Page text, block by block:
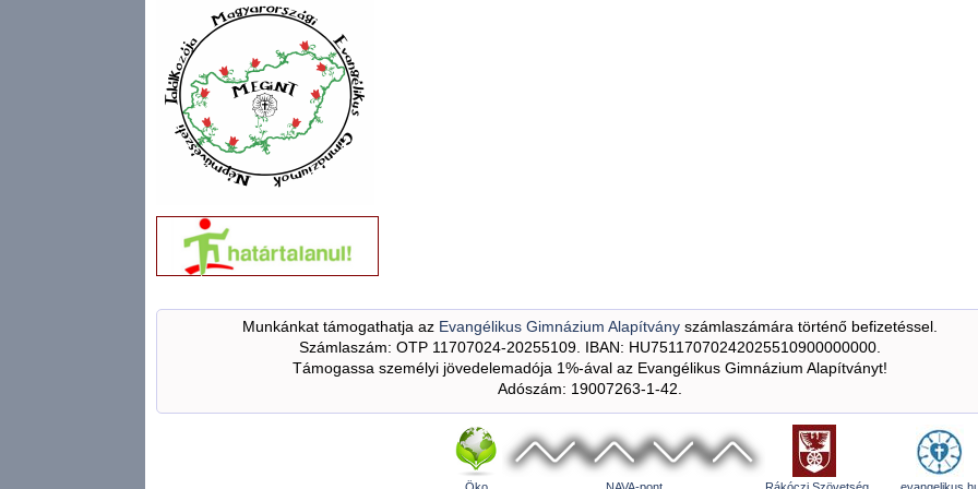
Munkánkat támogathatja az Evangélikus Gimnázium Alapítványszámlaszámára történő befizetéssel.
Számlaszám: OTP 11707024-20255109. IBAN: HU75117070242025510900000000.
Támogassa személyi jövedelemadója 1%-ával az Evangélikus Gimnázium Alapítványt!
Adószám: 19007263-1-42.